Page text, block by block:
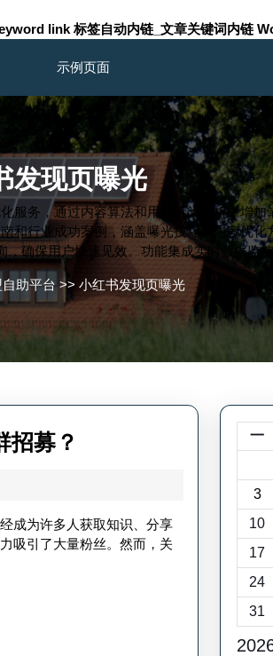
link 标签自动内链_文章关键词内链
示例页面
发现页曝光
服务，通过内容算法和用户行为分析，增
行业成功案例，涵盖曝光技巧和内容优
确保用户快速见效。功能集成实时数据监
助平台>> 小红书发现页曝光
招募？
作
品
成为许多人获取知识、分享
吸引了大量粉丝。然而，关
一
3
10
17
24
31